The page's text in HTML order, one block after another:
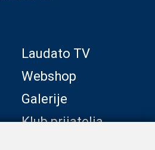
Laudato TV
Webshop
Galerije
Klub prijatelja